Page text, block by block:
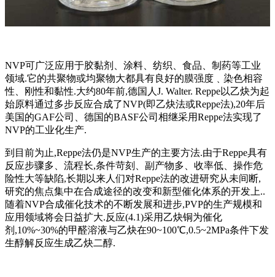
NVP可广泛应用于胶黏剂、涂料、纺织、食品、制药等工业
领域.它的共聚物或均聚物大都具有良好的膜强度﹑染色相容
性、刚性和黏性.大约80年前,德国人J. Walter. Reppe以乙炔为起
始原料通过多步反应合成了NVP(即乙炔法或Reppe法),20年后
美国的GAF公司、德国的BASF公司相继采用Reppe法实现了
NVP的工业化生产.
到目前为止,Reppe法仍是NVP生产的主要方法.由于Reppe具有
反应步骤多、流程长,条件苛刻、副产物多、收率低、操作危
险性大等缺陷,长期以来人们对Reppe法的改进研究从未间断,
研究的焦点集中在合成途径的改变和新型催化体系的开发上..
随着NVP合成催化技术的不断发展和进步,PVP的生产规模和
应用领域将会日益扩大.反应(4.1)采用乙炔铜为催化
剂,10%~30%的甲醛溶液与乙炔在90~100℃,0.5~2MPa条件下发
生醇解反应生成乙炔二醇.